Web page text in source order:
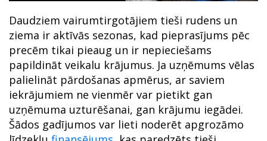
Daudziem vairumtirgotājiem tieši rudens un
ziema ir aktīvās sezonas, kad pieprasījums pēc
precēm tikai pieaug un ir nepieciešams
papildināt veikalu krājumus. Ja uzņēmums vēlas
palielināt pārdošanas apmērus, ar saviem
iekrājumiem ne vienmēr var pietikt gan
uzņēmuma uzturēšanai, gan krājumu iegādei.
Šādos gadījumos var lieti noderēt apgrozāmo